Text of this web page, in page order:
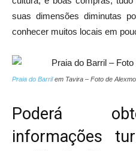
suas dimensões diminutas
conhecer muitos locais em
Praia do Barrilem Tavira – Foto de
Poderá
informações